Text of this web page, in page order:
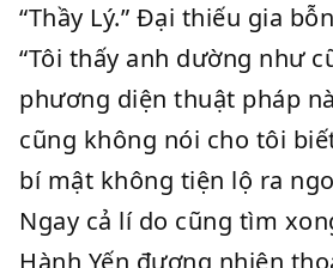
“Thầy Lý.” Đại thiếu gia
“Tôi thấy anh dường như
phương diện thuật pháp
cũng không nói cho tôi
bí mật không tiện lộ ra
Ngay cả lí do cũng tìm
Hành Yến đương nhiên